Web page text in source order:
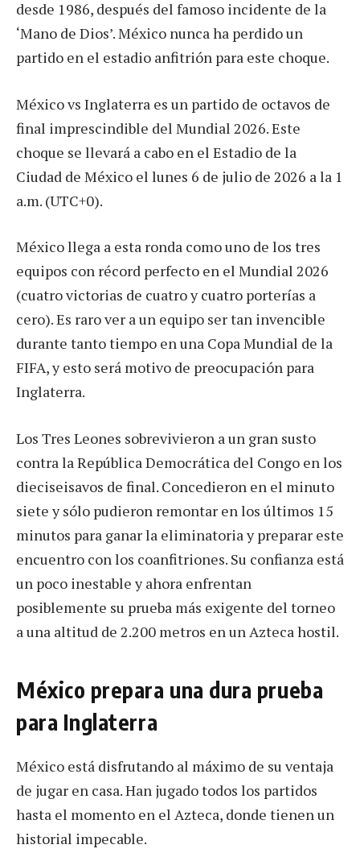
desde 1986, después del famoso incidente de la
‘Mano de Dios’. México nunca ha perdido un
partido en el estadio anfitrión para este choque.
México vs Inglaterra es un partido de octavos de
final imprescindible del Mundial 2026. Este
choque se llevará a cabo en el Estadio de la
Ciudad de México el lunes 6 de julio de 2026 a la 1
a.m. (UTC+0).
México llega a esta ronda como uno de los tres
equipos con récord perfecto en el Mundial 2026
(cuatro victorias de cuatro y cuatro porterías a
cero). Es raro ver a un equipo ser tan invencible
durante tanto tiempo en una Copa Mundial de la
FIFA, y esto será motivo de preocupación para
Inglaterra.
Los Tres Leones sobrevivieron a un gran susto
contra la República Democrática del Congo en los
dieciseisavos de final. Concedieron en el minuto
siete y sólo pudieron remontar en los últimos 15
minutos para ganar la eliminatoria y preparar este
encuentro con los coanfitriones. Su confianza está
un poco inestable y ahora enfrentan
posiblemente su prueba más exigente del torneo
a una altitud de 2.200 metros en un Azteca hostil.
México prepara una dura prueba
para Inglaterra
México está disfrutando al máximo de su ventaja
de jugar en casa. Han jugado todos los partidos
hasta el momento en el Azteca, donde tienen un
historial impecable.